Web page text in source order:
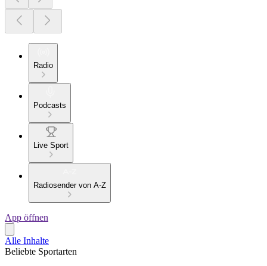
Radio
Podcasts
Live Sport
Radiosender von A-Z
App öffnen
Alle Inhalte
Beliebte Sportarten